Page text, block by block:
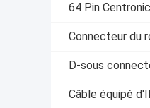
64 Pin
Connecteur du
D-sous
Câble équipé